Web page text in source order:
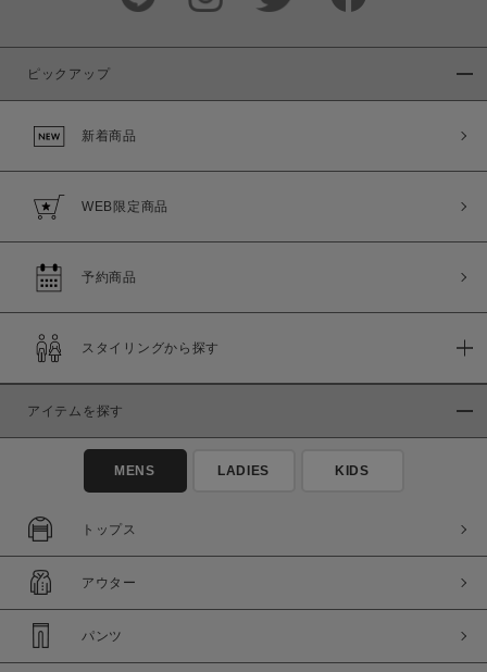
ピックアップ
新着商品
WEB限定商品
予約商品
スタイリングから探す
アイテムを探す
MENS LADIES KIDS
トップス
アウター
パンツ